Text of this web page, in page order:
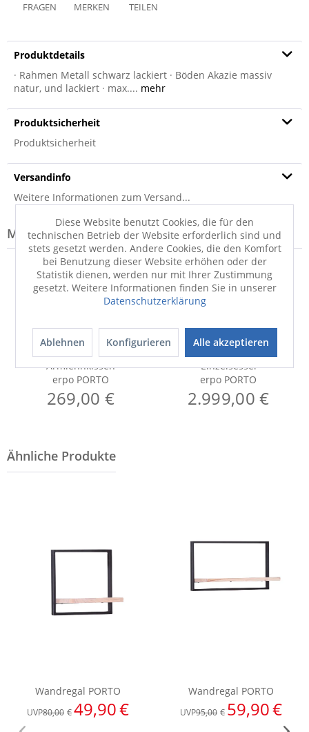
FRAGEN MERKEN TEILEN
Produktdetails
· Rahmen Metall schwarz lackiert · Böden Akazie massiv
natur, und lackiert · max.... mehr
Produktsicherheit
Produktsicherheit
Versandinfo
Weitere Informationen zum Versand...
Modell-Familie: PORTO
Armlehnkissen
erpo PORTO
269,00 €
Einzelsessel
erpo PORTO
2.999,00 €
Diese Website benutzt Cookies, die für den
technischen Betrieb der Website erforderlich sind und
stets gesetzt werden. Andere Cookies, die den Komfort
bei Benutzung dieser Website erhöhen oder der
Statistik dienen, werden nur mit Ihrer Zustimmung
gesetzt. Weitere Informationen finden Sie in unserer
Datenschutzerklärung
Ablehnen Konfigurieren Alle akzeptieren